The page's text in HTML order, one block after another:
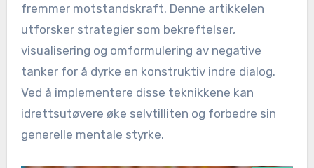
fremmer motstandskraft. Denne artikkelen
utforsker strategier som bekreftelser,
visualisering og omformulering av negative
tanker for å dyrke en konstruktiv indre dialog.
Ved å implementere disse teknikkene kan
idrettsutøvere øke selvtilliten og forbedre sin
generelle mentale styrke.